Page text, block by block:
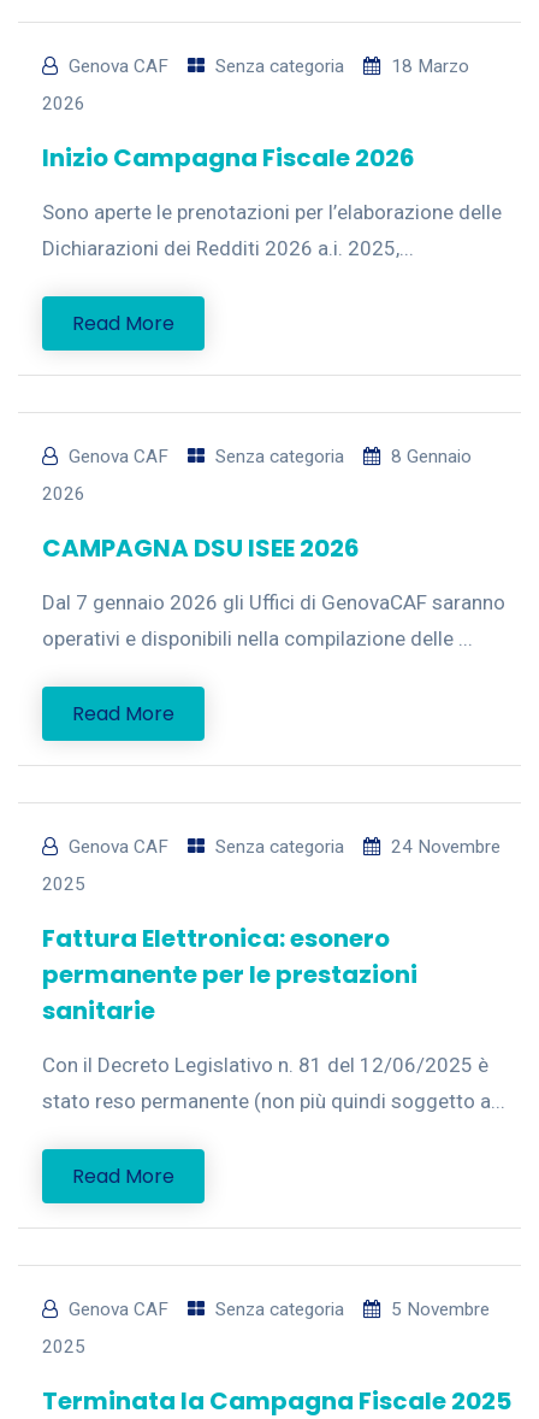
Genova CAF Senza categoria
18 Marzo
2026
Inizio Campagna Fiscale 2026
Sono aperte le prenotazioni per l’elaborazione delle
Dichiarazioni dei Redditi 2026 a.i. 2025,...
Read More
Genova CAF Senza categoria
8 Gennaio
2026
CAMPAGNA DSU ISEE 2026
Dal 7 gennaio 2026 gli Uffici di GenovaCAF saranno
operativi e disponibili nella compilazione delle ...
Read More
Genova CAF Senza categoria
24 Novembre
2025
Fattura Elettronica: esonero
permanente per le prestazioni
sanitarie
Con il Decreto Legislativo n. 81 del 12/06/2025 è
stato reso permanente (non più quindi soggetto a...
Read More
Genova CAF Senza categoria
5 Novembre
2025
Terminata la Campagna Fiscale 2025